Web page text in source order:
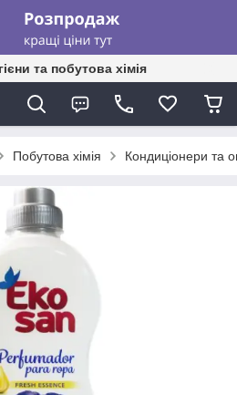
та побутова хімія
Побутова хімія Кондиціонери та